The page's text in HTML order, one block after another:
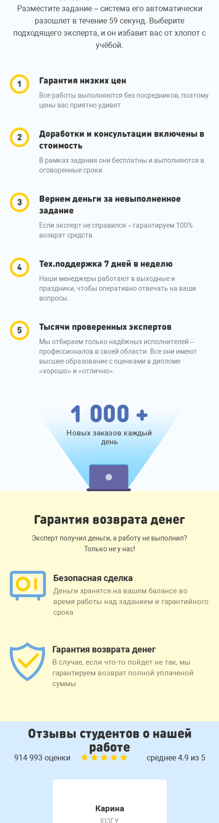
Разместите задание – система его автоматически
разошлет в течение 59 секунд. Выберите
подходящего эксперта, и он избавит вас от хлопот с
учёбой.
Гарантия низких цен
Все работы выполняются без посредников, поэтому
цены вас приятно удивят.
Доработки и консультации включены в
стоимость
В рамках задания они бесплатны и выполняются в
оговоренные сроки.
Вернем деньги за невыполненное
задание
Если эксперт не справился – гарантируем 100%
возврат средств.
Тех.поддержка 7 дней в неделю
Наши менеджеры работают в выходные и
праздники, чтобы оперативно отвечать на ваши
вопросы.
Тысячи проверенных экспертов
Мы отбираем только надёжных исполнителей –
профессионалов в своей области. Все они имеют
высшее образование с оценками в дипломе
«хорошо» и «отлично».
1 000 +
Новых заказов каждый
день
Гарантия возврата денег
Эксперт получил деньги, а работу не выполнил?
Только не у нас!
Безопасная сделка
Деньги хранятся на вашем балансе во
время работы над заданием и гарантийного
срока
Гарантия возврата денег
В случае, если что-то пойдет не так, мы
гарантируем возврат полной уплаченой
суммы
Отзывы студентов о нашей
работе
914 993 оценки среднее 4.9 из 5
Карина
ЮЗГУ